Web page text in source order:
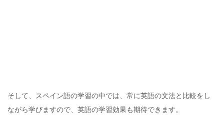
そして、スペイン語の学習の中では、常に英語の文法と比較をし
ながら学びますので、英語の学習効果も期待できます。